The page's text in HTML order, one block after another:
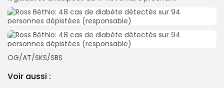
OG/AT/SKS/SBS
Voir aussi :